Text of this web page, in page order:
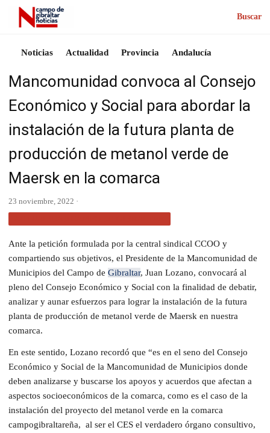
Buscar
Noticias Actualidad Provincia Andalucía
Mancomunidad convoca al Consejo
Económico y Social para abordar la
instalación de la futura planta de
producción de metanol verde de
Maersk en la comarca
23 noviembre, 2022 ·
Ante la petición formulada por la central sindical CCOO y
compartiendo sus objetivos, el Presidente de la Mancomunidad de
Municipios del Campo de Gibraltar, Juan Lozano, convocará al
pleno del Consejo Económico y Social con la finalidad de debatir,
analizar y aunar esfuerzos para lograr la instalación de la futura
planta de producción de metanol verde de Maersk en nuestra
comarca.
En este sentido, Lozano recordó que “es en el seno del Consejo
Económico y Social de la Mancomunidad de Municipios donde
deben analizarse y buscarse los apoyos y acuerdos que afectan a
aspectos socioeconómicos de la comarca, como es el caso de la
instalación del proyecto del metanol verde en la comarca
campogibraltareña, al ser el CES el verdadero órgano consultivo,